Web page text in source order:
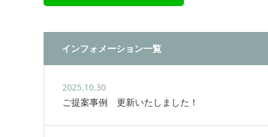
インフォメーション一覧
2025.10.30
ご提案事例 更新いたしました！